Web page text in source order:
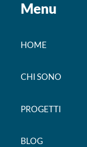
Menu
HOME
CHI SONO
PROGETTI
BLOG